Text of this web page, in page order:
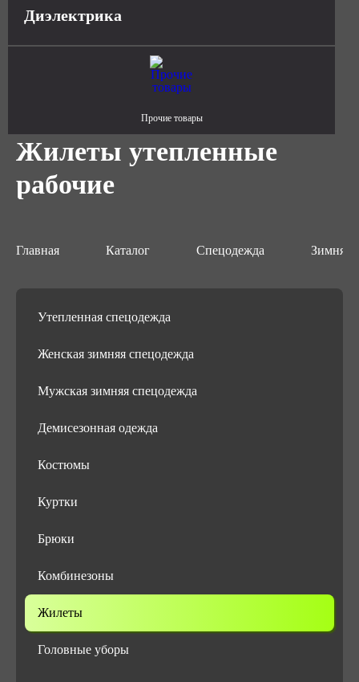
Диэлектрика
Прочие товары
Жилеты утепленные
рабочие
Главная Каталог Спецодежда Зимняя
Утепленная спецодежда
Женская зимняя спецодежда
Мужская зимняя спецодежда
Демисезонная одежда
Костюмы
Куртки
Брюки
Комбинезоны
Жилеты
Головные уборы